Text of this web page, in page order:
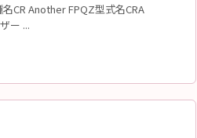
CR Another FPQZ型式名CRA
ー ...